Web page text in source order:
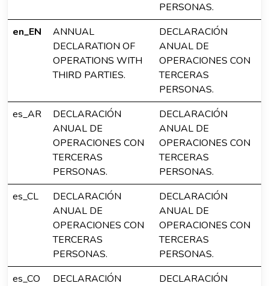
PERSONAS.
en_EN
ANNUAL
DECLARATION OF
OPERATIONS WITH
THIRD PARTIES.
DECLARACIÓN
ANUAL DE
OPERACIONES CON
TERCERAS
PERSONAS.
es_AR
DECLARACIÓN
ANUAL DE
OPERACIONES CON
TERCERAS
PERSONAS.
DECLARACIÓN
ANUAL DE
OPERACIONES CON
TERCERAS
PERSONAS.
es_CL
DECLARACIÓN
ANUAL DE
OPERACIONES CON
TERCERAS
PERSONAS.
DECLARACIÓN
ANUAL DE
OPERACIONES CON
TERCERAS
PERSONAS.
es_CO
DECLARACIÓN
DECLARACIÓN